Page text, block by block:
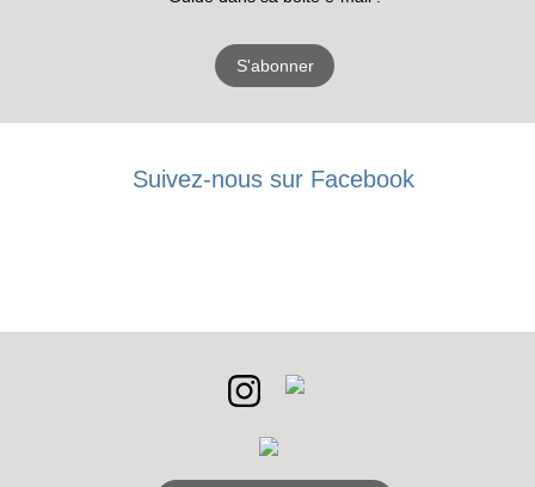
RECEVEZ
LES
S'abonner
Suivez-nous sur Facebook